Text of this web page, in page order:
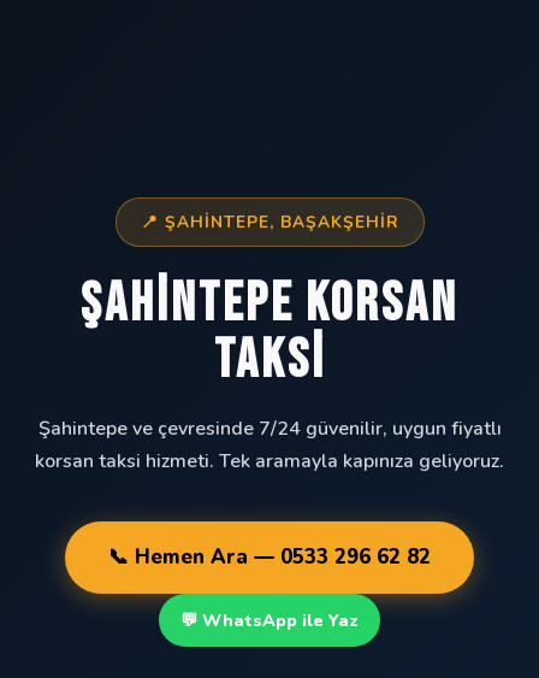
📍 ŞAHINTEPE, BAŞAKŞEHIR
Şahintepe Korsan
Taksi
Şahintepe ve çevresinde 7/24 güvenilir, uygun fiyatlı
korsan taksi hizmeti. Tek aramayla kapınıza geliyoruz.
📞 Hemen Ara — 0533 296 62 82
💬 WhatsApp ile Yaz